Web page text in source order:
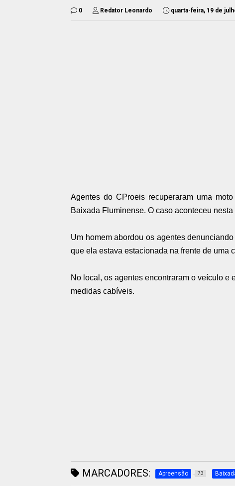
0 Redator Leonardo quarta-feira, 19 de
Agentes do CProeis recuperaram uma
Baixada Fluminense. O caso aconteceu
Um homem abordou os agentes
que ela estava estacionada na frente de uma
No local, os agentes encontraram o veículo e
medidas cabíveis.
MARCADORES: Apreensão 73